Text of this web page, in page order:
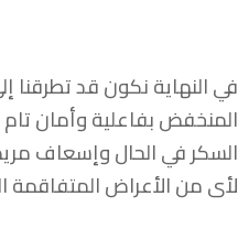
في النهاية نكون قد
المنخفض بفاعلية وأمان
السكر في الحال وإسعاف
لأى من الأعراض المتفاقمة